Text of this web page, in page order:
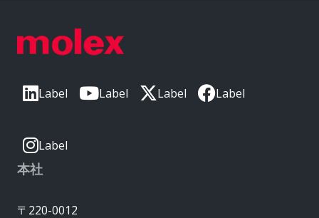
Label Label Label Label
Label
本社
〒220-0012